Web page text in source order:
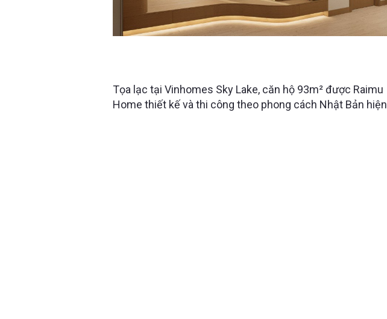
Tọa lạc tại Vinhomes Sky Lake, căn hộ 93m² được Raimu
Home thiết kế và thi công theo phong cách Nhật Bản hiện